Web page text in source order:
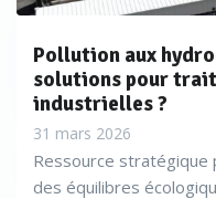
Pollution aux
solutions pour
industrielles ?
31 mars 2026
Ressource stratégique
des équilibres